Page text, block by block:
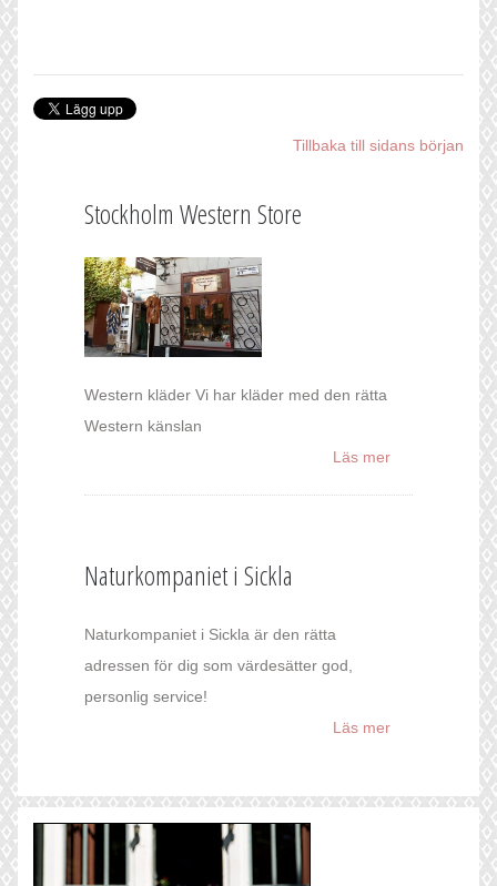
Tillbaka till sidans början
Stockholm Western Store
Western kläder Vi har kläder med den rätta
Western känslan
Läs mer
Naturkompaniet i Sickla
Naturkompaniet i Sickla är den rätta
adressen för dig som värdesätter god,
personlig service!
Läs mer